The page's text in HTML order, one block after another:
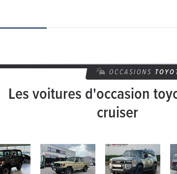
OCCASIONS
Les voitures d'occasion
cruiser